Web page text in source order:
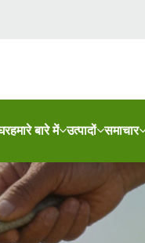
हमारे बारे में उत्पादों समाचार